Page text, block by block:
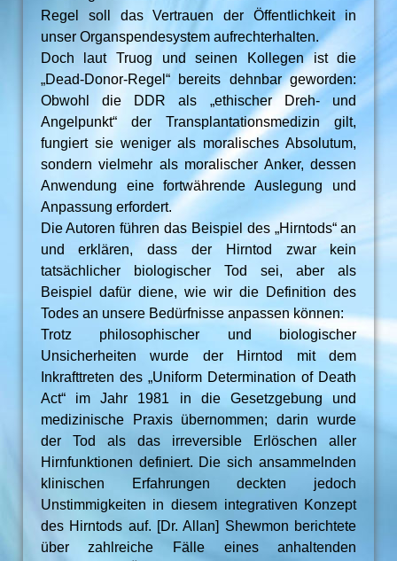
Regel soll das Vertrauen der Öffentlichkeit in
unser Organspendesystem aufrechterhalten.
Doch laut Truog und seinen Kollegen ist die
„Dead-Donor-Regel“ bereits dehnbar geworden:
Obwohl die DDR als „ethischer Dreh- und
Angelpunkt“ der Transplantationsmedizin gilt,
fungiert sie weniger als moralisches Absolutum,
sondern vielmehr als moralischer Anker, dessen
Anwendung eine fortwährende Auslegung und
Anpassung erfordert.
Die Autoren führen das Beispiel des „Hirntods“ an
und erklären, dass der Hirntod zwar kein
tatsächlicher biologischer Tod sei, aber als
Beispiel dafür diene, wie wir die Definition des
Todes an unsere Bedürfnisse anpassen können:
Trotz philosophischer und biologischer
Unsicherheiten wurde der Hirntod mit dem
Inkrafttreten des „Uniform Determination of Death
Act“ im Jahr 1981 in die Gesetzgebung und
medizinische Praxis übernommen; darin wurde
der Tod als das irreversible Erlöschen aller
Hirnfunktionen definiert. Die sich ansammelnden
klinischen Erfahrungen deckten jedoch
Unstimmigkeiten in diesem integrativen Konzept
des Hirntods auf. [Dr. Allan] Shewmon berichtete
über zahlreiche Fälle eines anhaltenden